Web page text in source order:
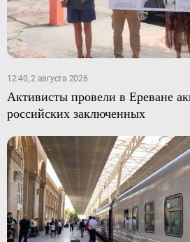
12:40, 2 августа 2026
Активисты провели в Ереване
российских заключенных